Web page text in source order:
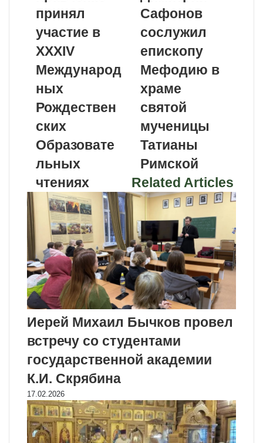
принял
участие в
XXXIV
Международ
ных
Рождествен
ских
Образовате
льных
чтениях
Сафонов
сослужил
епископу
Мефодию в
храме
святой
мученицы
Татианы
Римской
Related Articles
Иерей Михаил Бычков провел
встречу со студентами
государственной академии
К.И. Скрябина
17.02.2026